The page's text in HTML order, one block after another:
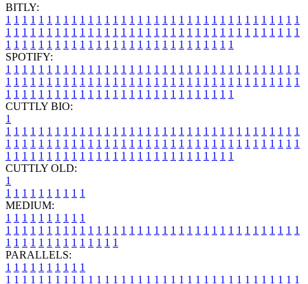
BITLY:
1 1 1 1 1 1 1 1 1 1 1 1 1 1 1 1 1 1 1 1 1 1 1 1 1 1 1 1 1 1 1 1 1 1 1 1
1 1 1 1 1 1 1 1 1 1 1 1 1 1 1 1 1 1 1 1 1 1 1 1 1 1 1 1 1 1 1 1 1 1 1 1
1 1 1 1 1 1 1 1 1 1 1 1 1 1 1 1 1 1 1 1 1 1 1 1 1 1 1 1
SPOTIFY:
1 1 1 1 1 1 1 1 1 1 1 1 1 1 1 1 1 1 1 1 1 1 1 1 1 1 1 1 1 1 1 1 1 1 1 1
1 1 1 1 1 1 1 1 1 1 1 1 1 1 1 1 1 1 1 1 1 1 1 1 1 1 1 1 1 1 1 1 1 1 1 1
1 1 1 1 1 1 1 1 1 1 1 1 1 1 1 1 1 1 1 1 1 1 1 1 1 1 1 1
CUTTLY BIO:
1
1 1 1 1 1 1 1 1 1 1 1 1 1 1 1 1 1 1 1 1 1 1 1 1 1 1 1 1 1 1 1 1 1 1 1 1
1 1 1 1 1 1 1 1 1 1 1 1 1 1 1 1 1 1 1 1 1 1 1 1 1 1 1 1 1 1 1 1 1 1 1 1
1 1 1 1 1 1 1 1 1 1 1 1 1 1 1 1 1 1 1 1 1 1 1 1 1 1 1 1
CUTTLY OLD:
1
1 1 1 1 1 1 1 1 1 1
MEDIUM:
1 1 1 1 1 1 1 1 1 1
1 1 1 1 1 1 1 1 1 1 1 1 1 1 1 1 1 1 1 1 1 1 1 1 1 1 1 1 1 1 1 1 1 1 1 1
1 1 1 1 1 1 1 1 1 1 1 1 1 1
PARALLELS:
1 1 1 1 1 1 1 1 1 1
1 1 1 1 1 1 1 1 1 1 1 1 1 1 1 1 1 1 1 1 1 1 1 1 1 1 1 1 1 1 1 1 1 1 1 1